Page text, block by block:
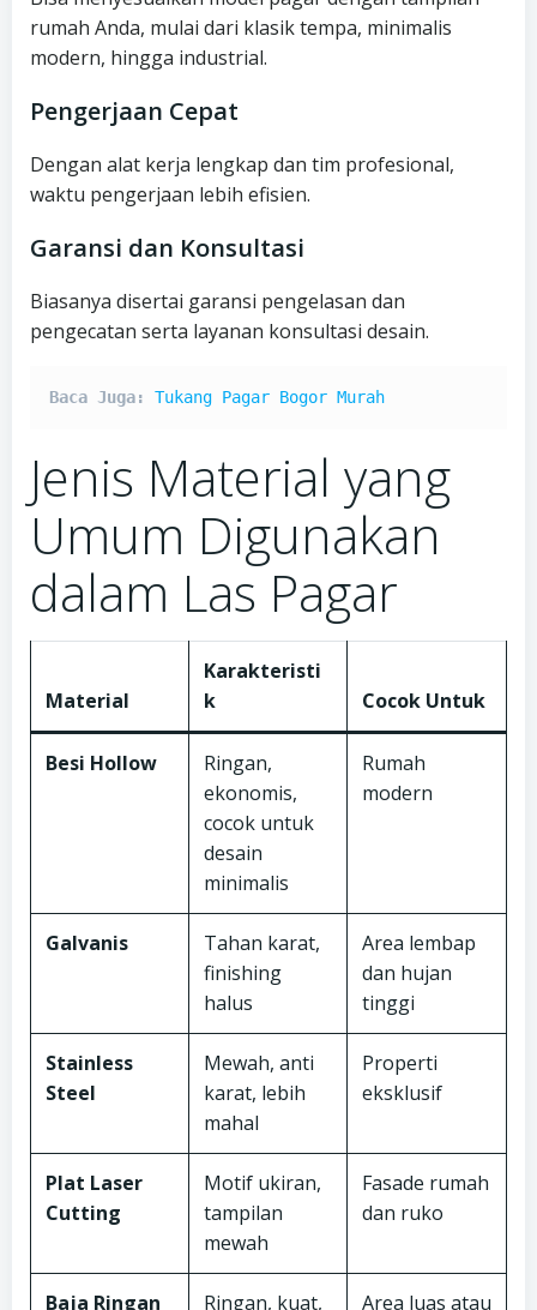
rumah Anda, mulai dari klasik tempa, minimalis
modern, hingga industrial.
Pengerjaan Cepat
Dengan alat kerja lengkap dan tim profesional,
waktu pengerjaan lebih efisien.
Garansi dan Konsultasi
Biasanya disertai garansi pengelasan dan
pengecatan serta layanan konsultasi desain.
Baca Juga: Tukang Pagar Bogor Murah
Jenis Material yang
Umum Digunakan
dalam Las Pagar
Material
Karakteristi
k
Cocok Untuk
Besi Hollow
Ringan,
ekonomis,
cocok untuk
desain
minimalis
Rumah
modern
Galvanis
Tahan karat,
finishing
halus
Area lembap
dan hujan
tinggi
Stainless
Steel
Mewah, anti
karat, lebih
mahal
Properti
eksklusif
Plat Laser
Cutting
Motif ukiran,
tampilan
mewah
Fasade rumah
dan ruko
Baja Ringan
Ringan, kuat,
Area luas atau